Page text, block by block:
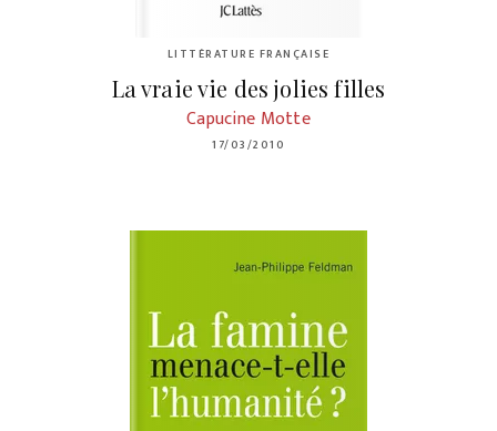
LITTÉRATURE FRANÇAISE
La vraie vie des jolies filles
Capucine Motte
17/03/2010